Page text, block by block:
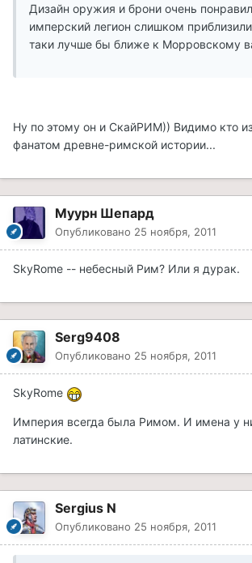
Дизайн оружия и брони очень
имперский легион слишком
таки лучше бы ближе к Морровскому
Ну по этому он и СкайРИМ)) Видимо кто
фанатом древне-римской истории...
Муурн Шепард
Опубликовано 25 ноября, 2011
SkyRome -- небесный Рим? Или я дурак.
Serg9408
Опубликовано 25 ноября, 2011
SkyRome
Империя всегда была Римом. И имена у
латинские.
Sergius N
Опубликовано 25 ноября, 2011